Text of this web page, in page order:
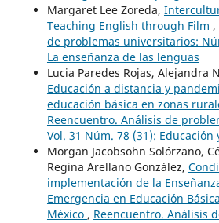
Margaret Lee Zoreda,
Teaching English through Film ,
de problemas universitarios:
La enseñanza de las lenguas
Lucia Paredes Rojas, Alejandra
Educación a distancia y
educación básica en zonas
Reencuentro. Análisis de
Vol. 31 Núm. 78 (31): Educación
Morgan Jacobsohn Solórzano,
Regina Arellano González,
implementación de la
Emergencia en Educación
México , Reencuentro. Análisis